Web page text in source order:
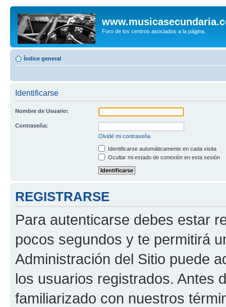
Foro de los centros asociados a la página.
Índice general
Identificarse
Nombre de Usuario:
Contraseña:
Olvidé mi contraseña
Identificarse automáticamente en cada visita
Ocultar mi estado de conexión en esta sesión
REGISTRARSE
Para autenticarse debes estar
pocos segundos y te permitirá
Administración del Sitio puede
los usuarios registrados. Antes
familiarizado con nuestros